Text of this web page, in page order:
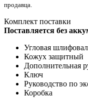
продавца.
Комплект поставки
Поставляется без
Угловая
Кожух защитный
Дополнительная
Ключ
Руководство по
Коробка